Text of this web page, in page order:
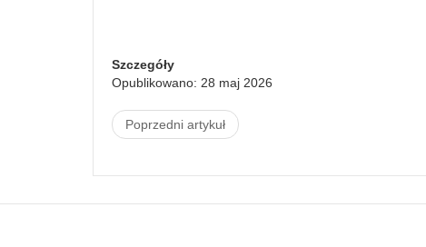
Szczegóły
Opublikowano: 28 maj 2026
Poprzedni artykuł